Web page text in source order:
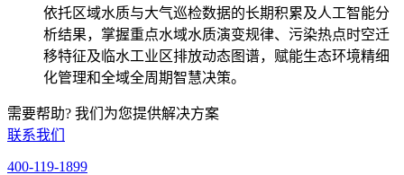
依托区域水质与大气巡检数据的长期积累及人工智能分
析结果，掌握重点水域水质演变规律、污染热点时空迁
移特征及临水工业区排放动态图谱，赋能生态环境精细
化管理和全域全周期智慧决策。
需要帮助? 我们为您提供解决方案
联系我们
400-119-1899